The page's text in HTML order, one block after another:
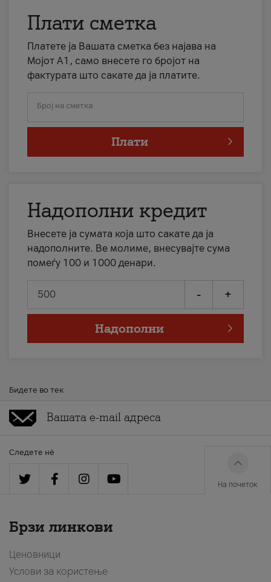
Плати сметка
Платете ја Вашата сметка без најава на
Мојот А1, само внесете го бројот на
фактурата што сакате да ја платите.
Број на сметка
Плати
Надополни кредит
Внесете ја сумата која што сакате да ја
надополните. Ве молиме, внесувајте сума
помеѓу 100 и 1000 денари.
- +
Надополни
Бидете во тек
Следете нè
На почеток
Брзи линкови
Ценовници
Услови за користење